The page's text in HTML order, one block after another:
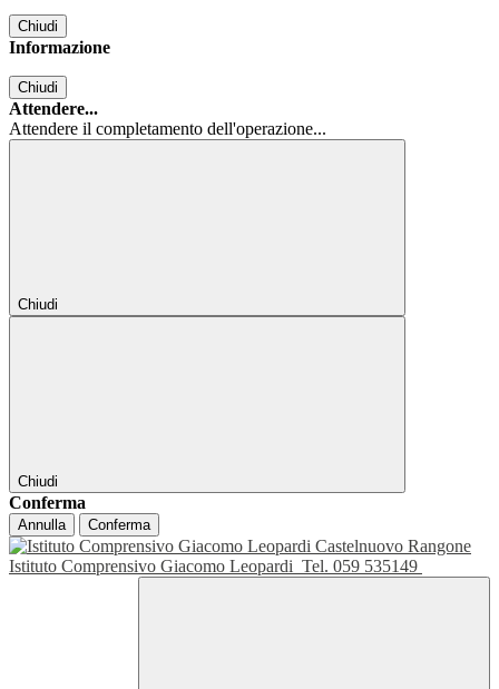
Chiudi
Informazione
Chiudi
Attendere...
Attendere il completamento dell'operazione...
Chiudi
Chiudi
Conferma
Annulla Conferma
Istituto Comprensivo Giacomo Leopardi Tel. 059 535149